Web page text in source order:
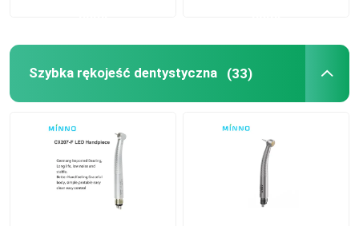
Szybka rękojeść dentystyczna (33)